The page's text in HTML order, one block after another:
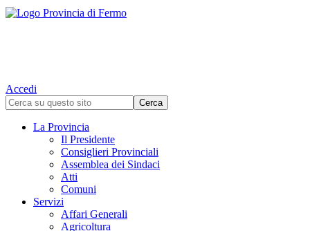
Accedi
La Provincia
Il Presidente
Consiglieri Provinciali
Assemblea dei Sindaci
Atti
Comuni
Servizi
Affari Generali
Agricoltura